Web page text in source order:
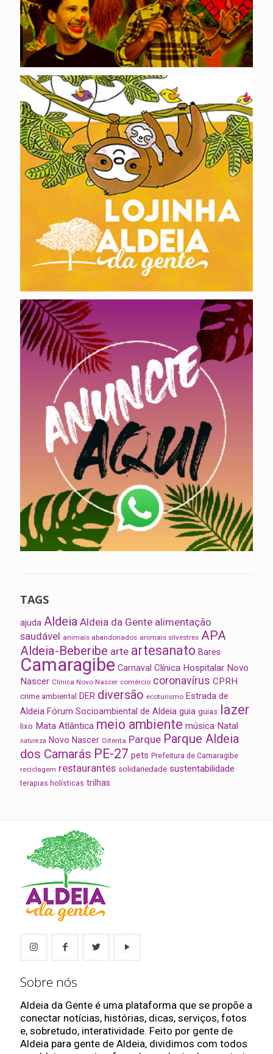
TAGS
ajuda Aldeia Aldeia da Gente alimentação
saudável animais abandonados animais silvestres APA
Aldeia-Beberibe arte artesanato Bares
Camaragibe Carnaval Clínica Hospitalar Novo
Nascer Clínica Novo Nascer comércio coronavírus CPRH
crime ambiental DER diversão ecoturismo Estrada de
Aldeia Fórum Socioambiental de Aldeia guia guias lazer
lixo Mata Atlântica meio ambiente música Natal
natureza Novo Nascer Oitenta Parque Parque Aldeia
dos Camarás PE-27 pets Prefeitura de Camaragibe
reciclagem restaurantes solidariedade sustentabilidade
terapias holísticas trilhas
Sobre nós
Aldeia da Gente é uma plataforma que se propõe a
conectar notícias, histórias, dicas, serviços, fotos
e, sobretudo, interatividade. Feito por gente de
Aldeia para gente de Aldeia, dividimos com todos